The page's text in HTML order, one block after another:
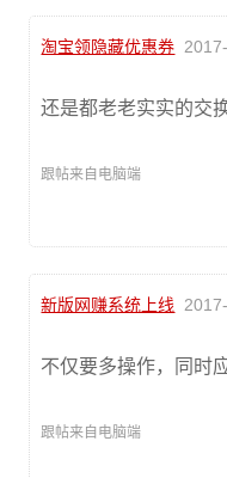
淘宝领隐藏优惠券
还是都老老实实的交
跟帖来自电脑端
新版网赚系统上线
不仅要多操作，同时
跟帖来自电脑端